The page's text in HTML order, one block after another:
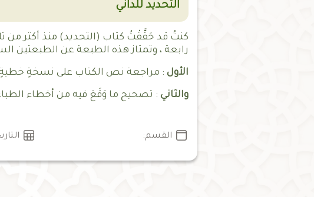
التحديد للداني
كنتُ قد حَقَّقْتُ كتاب (التحديد) منذ أكثر من
رابعة ، وتمتاز هذه الطبعة عن الطبعتين
الأول : مراجعة نص الكتاب على نسخةٍ
والثاني : تصحيح ما وَقَعَ فيه من أخطاء
القسم: التاريخ: 05